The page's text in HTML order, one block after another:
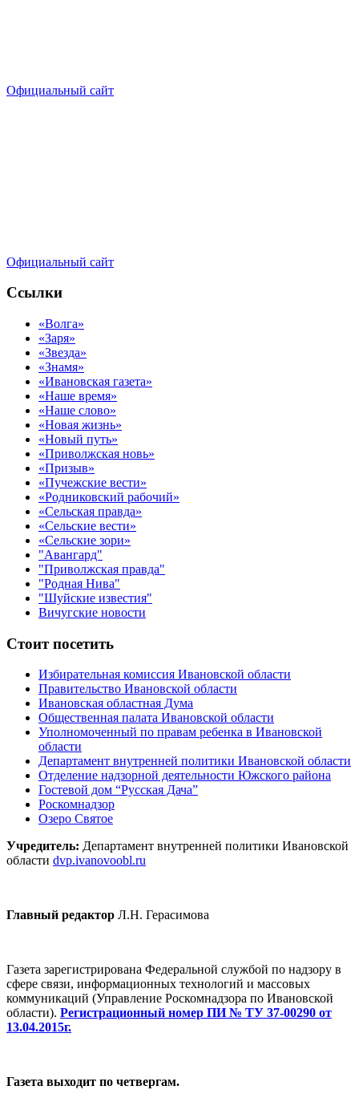
Официальный сайт
Официальный сайт
Ссылки
«Волга»
«Заря»
«Звезда»
«Знамя»
«Ивановская газета»
«Наше время»
«Наше слово»
«Новая жизнь»
«Новый путь»
«Приволжская новь»
«Призыв»
«Пучежские вести»
«Родниковский рабочий»
«Сельская правда»
«Сельские вести»
«Сельские зори»
"Авангард"
"Приволжская правда"
"Родная Нива"
"Шуйские известия"
Вичугские новости
Стоит посетить
Избирательная комиссия Ивановской области
Правительство Ивановской области
Ивановская областная Дума
Общественная палата Ивановской области
Уполномоченный по правам ребенка в Ивановской
области
Департамент внутренней политики Ивановской области
Отделение надзорной деятельности Южского района
Гостевой дом “Русская Дача”
Роскомнадзор
Озеро Святое
Учредитель: Департамент внутренней политики Ивановской
области dvp.ivanovoobl.ru
Главный редактор Л.Н. Герасимова
Газета зарегистрирована Федеральной службой по надзору в
сфере связи, информационных технологий и массовых
коммуникаций (Управление Роскомнадзора по Ивановской
области). Регистрационный номер ПИ № ТУ 37-00290 от
13.04.2015г.
Газета выходит по четвергам.